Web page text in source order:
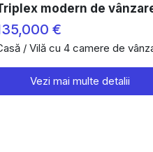
modern de
€
/ Vilă cu 4 camere de
Vezi mai multe detalii